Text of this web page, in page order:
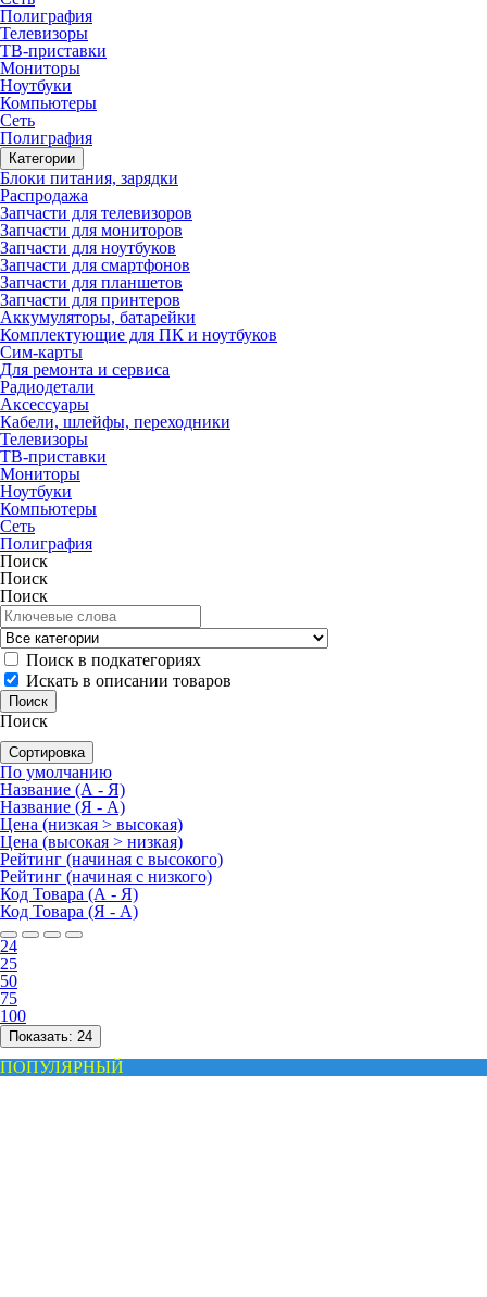
Полиграфия
Телевизоры
ТВ-приставки
Мониторы
Ноутбуки
Компьютеры
Сеть
Полиграфия
Категории
Блоки питания, зарядки
Распродажа
Запчасти для телевизоров
Запчасти для мониторов
Запчасти для ноутбуков
Запчасти для смартфонов
Запчасти для планшетов
Запчасти для принтеров
Аккумуляторы, батарейки
Комплектующие для ПК и ноутбуков
Сим-карты
Для ремонта и сервиса
Радиодетали
Аксессуары
Кабели, шлейфы, переходники
Телевизоры
ТВ-приставки
Мониторы
Ноутбуки
Компьютеры
Сеть
Полиграфия
Поиск
Поиск
Поиск
Поиск в подкатегориях
Искать в описании товаров
Поиск
Сортировка
По умолчанию
Название (А - Я)
Название (Я - А)
Цена (низкая > высокая)
Цена (высокая > низкая)
Рейтинг (начиная с высокого)
Рейтинг (начиная с низкого)
Код Товара (А - Я)
Код Товара (Я - А)
24
25
50
75
100
Показать: 24
ПОПУЛЯРНЫЙ